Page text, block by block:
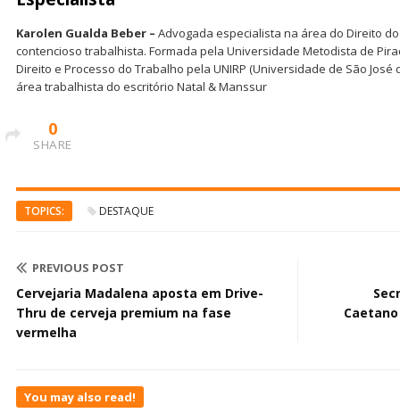
Karolen Gualda Beber – Advogada especialista na área do Direito
contencioso trabalhista. Formada pela Universidade Metodista de
Direito e Processo do Trabalho pela UNIRP (Universidade de São
área trabalhista do escritório Natal & Manssur
0
SHARE
TOPICS: DESTAQUE
PREVIOUS POST
Cervejaria Madalena aposta em Drive-
Thru de cerveja premium na fase
vermelha
You may also read!